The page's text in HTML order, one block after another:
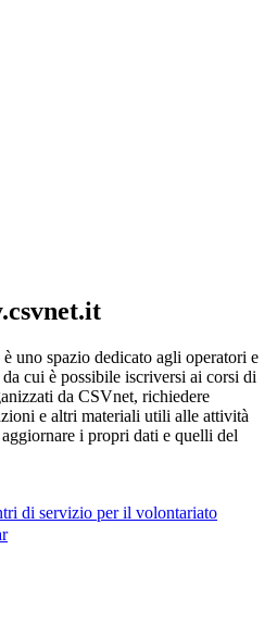
uno spazio dedicato agli operatori e
cui è possibile iscriversi ai corsi di
da CSVnet, richiedere
e altri materiali utili alle attività
i propri dati e quelli del